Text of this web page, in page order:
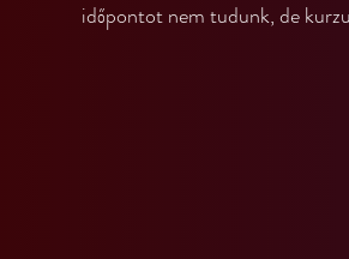
időpontot nem tudunk, de